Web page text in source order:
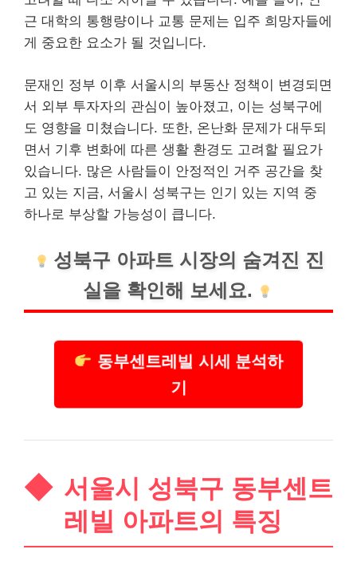
근 대학의 통행량이나 교통 문제는 입주 희망자들에
게 중요한 요소가 될 것입니다.
문재인 정부 이후 서울시의 부동산 정책이 변경되면
서 외부 투자자의 관심이 높아졌고, 이는 성북구에
도 영향을 미쳤습니다. 또한, 온난화 문제가 대두되
면서 기후 변화에 따른 생활 환경도 고려할 필요가
있습니다. 많은 사람들이 안정적인 거주 공간을 찾
고 있는 지금, 서울시 성북구는 인기 있는 지역 중
하나로 부상할 가능성이 큽니다.
성북구 아파트 시장의 숨겨진 진
실을 확인해 보세요.
동부센트레빌 시세 분석하
기
서울시 성북구 동부센트
레빌 아파트의 특징